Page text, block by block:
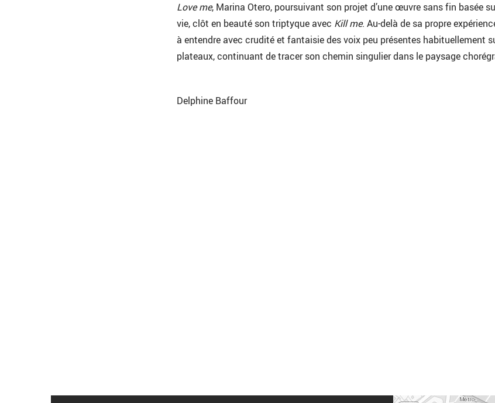
Love me, Marina Otero, poursuivant son projet d’une œuvre sans fin basée
vie, clôt en beauté son triptyque avec Kill me. Au-delà de sa propre
à entendre avec crudité et fantaisie des voix peu présentes habituellement
plateaux, continuant de tracer son chemin singulier dans le paysage
Delphine Baffour